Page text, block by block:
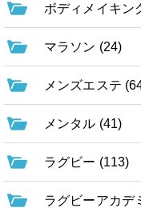
ボディメイキン
マラソン (24)
メンズエステ
メンタル (41)
ラグビー (113)
ラグビーアカデ